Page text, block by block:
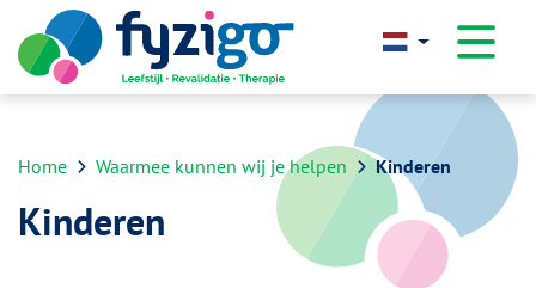
overslaan
Home Waarmee kunnen wij je helpen Kinderen
Kinderen